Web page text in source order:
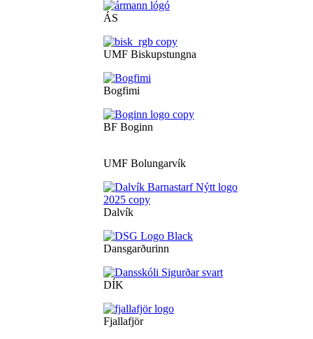
ÁS
UMF Biskupstungna
Bogfimi
BF Boginn
UMF Bolungarvík
Dalvík
Dansgarðurinn
DÍK
Fjallafjör